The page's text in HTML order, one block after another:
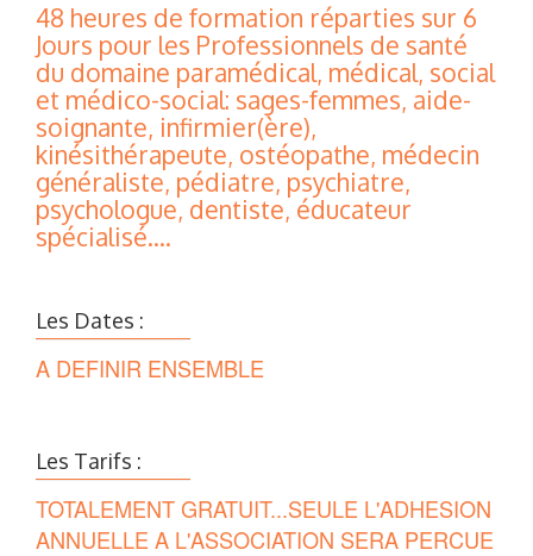
48 heures de formation réparties sur 6
Jours pour les Professionnels de santé
du domaine paramédical, médical, social
et médico-social: sages-femmes, aide-
soignante, infirmier(ère),
kinésithérapeute, ostéopathe, médecin
généraliste, pédiatre, psychiatre,
psychologue, dentiste, éducateur
spécialisé....
Les Dates :
A DEFINIR ENSEMBLE
Les Tarifs :
TOTALEMENT GRATUIT...SEULE L'ADHESION
ANNUELLE A L'ASSOCIATION SERA PERCUE